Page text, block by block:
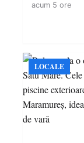
acum 5 ore
LOCALE